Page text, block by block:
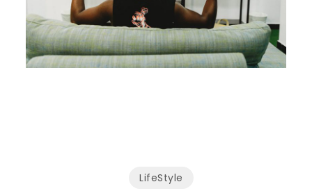
LifeStyle